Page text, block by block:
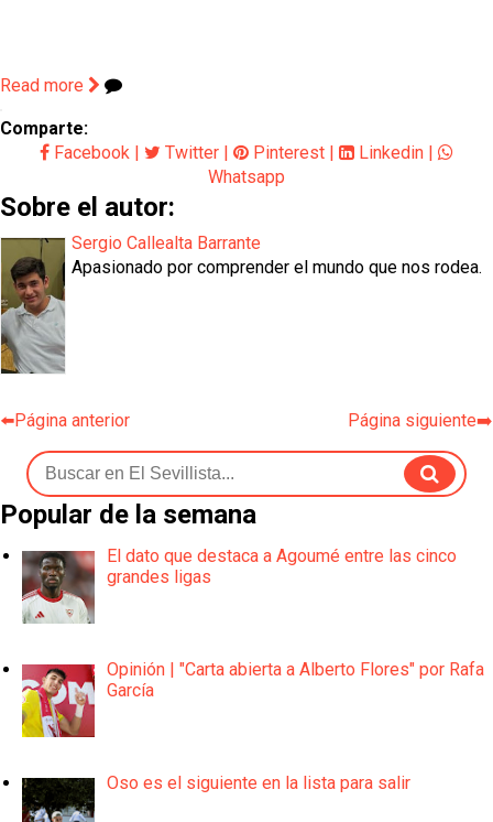
Read more
Comparte:
Facebook
Twitter Pinterest Linkedin
Whatsapp
Sobre el autor:
Sergio Callealta Barrante
Apasionado por comprender el mundo que nos rodea.
⬅️Página anterior Página siguiente➡️
Popular de la semana
El dato que destaca a Agoumé entre las cinco
grandes ligas
Opinión | "Carta abierta a Alberto Flores" por Rafa
García
Oso es el siguiente en la lista para salir